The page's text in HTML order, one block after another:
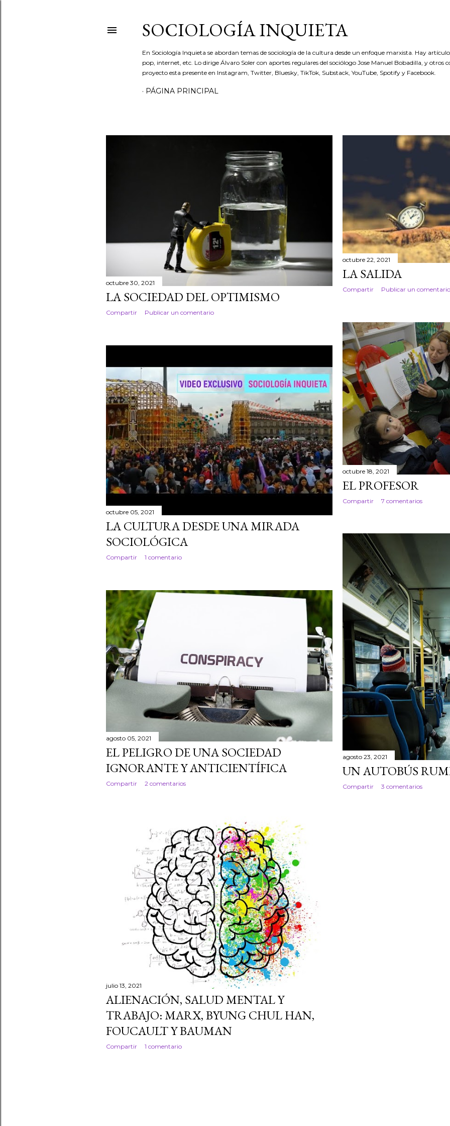
SOCIOLOGÍA INQUIETA
En Sociología Inquieta se abordan temas de sociología de la cultura desde un enfoque marxista. Hay
pop, internet, etc. Lo dirige Álvaro Soler con aportes regulares del sociólogo Jose Manuel Bobadilla, y otros
proyecto esta presente en Instagram, Twitter, Bluesky, TikTok, Substack, YouTube, Spotify y Facebook.
PÁGINA PRINCIPAL
a
s
octubre 30, 2021
LA SOCIEDAD DEL OPTIMISMO
Compartir Publicar un comentario
octubre 22, 2021
LA SALIDA
Compartir Publicar un comentario
octubre 18, 2021
EL PROFESOR
Compartir
7 comentarios
octubre 05, 2021
LA CULTURA DESDE UNA MIRADA
SOCIOLÓGICA
Compartir 1 comentario
agosto 23, 2021
UN AUTOBÚS
Compartir 3 comentarios
agosto 05, 2021
EL PELIGRO DE UNA SOCIEDAD
IGNORANTE Y ANTICIENTÍFICA
Compartir 2 comentarios
julio 13, 2021
ALIENACIÓN, SALUD MENTAL Y
TRABAJO: MARX, BYUNG CHUL HAN,
FOUCAULT Y BAUMAN
Compartir 1 comentario